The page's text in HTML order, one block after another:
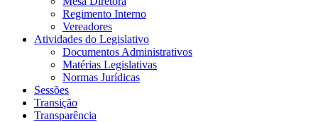
Regimento Interno
Vereadores
Atividades do Legislativo
Documentos Administrativos
Matérias Legislativas
Normas Jurídicas
Sessões
Transição
Transparência